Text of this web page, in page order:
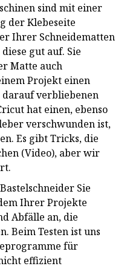
sind mit einer
der Klebeseite
Ihrer Schneidematten
gut auf. Sie
Matte auch
Projekt einen
darauf verbliebenen
hat einen, ebenso
verschwunden ist,
Es gibt Tricks, die
(Video), aber wir
Sie
Ihrer Projekte
Abfälle an, die
Beim Testen ist uns
für
effizient